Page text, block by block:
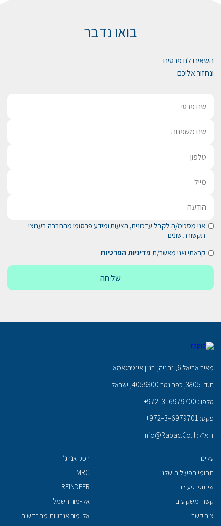
בואו נדבר
השאירו לנו פרטים
ונחזור אליכם
אני מסכימ/ה לקבל עדכונים, הצעות ומידע פרסומי מהחברה בערוצי
תקשורת שונים.
קראתי ואני מאשר/ת מדיניות הפרטיות
מאיר אריאל 6, נתניה, בניין אינטרגאמא
ת.ד. 3805, כפר נטר 4059300, ישראל
טלפון: ‎ +972–3–6979700
פקס: ‎ +972–3–6979701
דוא״ל: Info@Rapac.Co.Il
עלינו
תחומי הפעילות שלנו
שיתופי פעולה
קשרי משקיעים
צור קשר
רפק אנרג’י
MRC
REINDEER
אל-מור חשמל
אל-מור אנרגיות מתחדשות